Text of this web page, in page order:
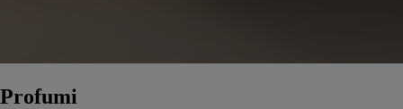
Profumi